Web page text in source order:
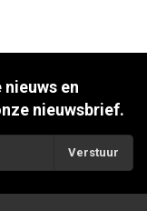
en
nieuwsbrief.
Verstuur